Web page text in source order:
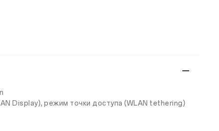
Display), режим точки доступа (WLAN tethering)